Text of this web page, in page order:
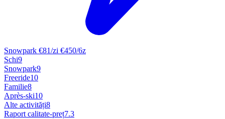
Snowpark €81/zi €450/6z
Schi9
Snowpark9
Freeride10
Familie8
Après-ski10
Alte activități8
Raport calitate-preț7.3